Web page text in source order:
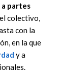
a partes
colectivo,
con la
en la que
y a